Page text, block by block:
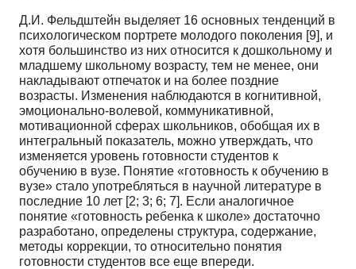
Д.И. Фельдштейн выделяет 16 основных тенденций в
психологическом портрете молодого поколения [9], и
хотя большинство из них относится к дошкольному и
младшему школьному воз­расту, тем не менее, они
накладывают отпечаток и на более поздние
возрасты. Изменения наблю­даются в когнитивной,
эмоционально-волевой, коммуникативной,
мотивационной сферах школь­ников, обобщая их в
интегральный показатель, можно утверждать, что
изменяется уровень готов­ности студентов к
обучению в вузе. Понятие «готовность к обучению в
вузе» стало употребляться в научной литературе в
последние 10 лет [2; 3; 6; 7]. Если аналогичное
понятие «готовность ребен­ка к школе» достаточно
разработано, определены структура, содержание,
методы коррекции, то от­носительно понятия
готовности студентов все еще впереди.